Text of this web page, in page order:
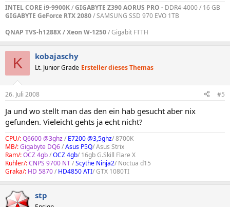
INTEL CORE i9-9900K/GIGABYTE Z390 AORUS PRO - DDR4-4000 / 16 GB
GIGABYTE GeForce RTX 2080/ SAMSUNG SSD 970 EVO 1TB
QNAP TVS-h1288X / Xeon W-1250/ Gigabit FTTH
K kobajaschy
Lt. Junior Grade Ersteller dieses Themas
26. Juli 2008 #5
Ja und wo stellt man das den ein hab gesucht aber nix
gefunden. Vieleicht gehts ja echt nicht?
CPU/:Q6600 @3ghz/ E7200 @3,5ghz/ 8700K
MB/:Gigabyte DQ6/Asus P5Q/ Asus Strix
Ram/:OCZ 4gb/OCZ 4gb/ 16gb G.Skill Flare X
Kühler/:CNPS 9700 NT/Scythe Ninja2/ Noctua d15
Graka/: HD 5870/ HD4850 ATI/ GTX 1080TI
stp